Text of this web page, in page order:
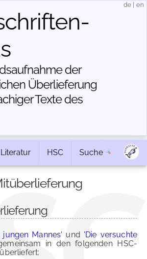
der
Über­lieferung
Texte des
de en
Literatur HSC Suche
Mannes' und 'Die versuchte
in den folgenden HSC-